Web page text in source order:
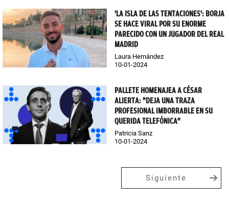
'LA ISLA DE LAS TENTACIONES': BORJA
SE HACE VIRAL POR SU ENORME
PARECIDO CON UN JUGADOR DEL REAL
MADRID
Laura Hernández
10-01-2024
PALLETE HOMENAJEA A CÉSAR
ALIERTA: "DEJA UNA TRAZA
PROFESIONAL IMBORRABLE EN SU
QUERIDA TELEFÓNICA"
Patricia Sanz
10-01-2024
Siguiente